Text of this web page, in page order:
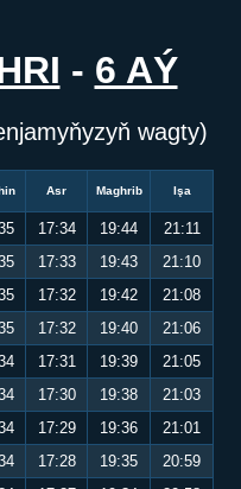
- 6 AÝ
wagty)
Asr Maghrib Işa
17:34 19:44
21:11
17:33 19:43
21:10
17:32 19:42
21:08
17:32 19:40
21:06
17:31 19:39
21:05
17:30 19:38
21:03
17:29 19:36
21:01
17:28 19:35
20:59